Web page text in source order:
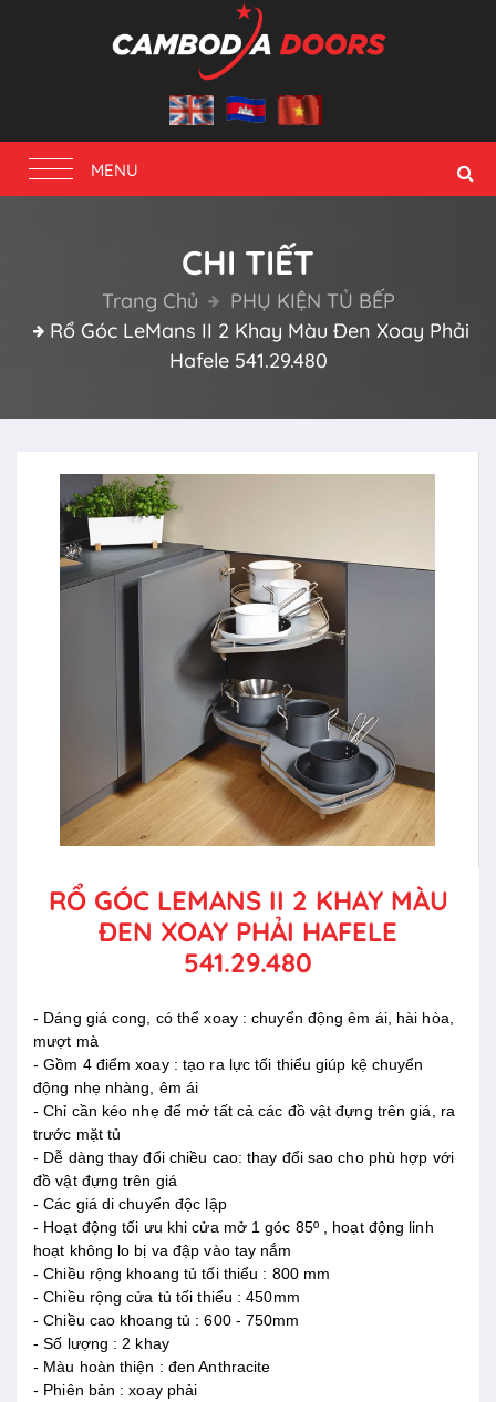
Toggle
navigation
MENU
CHI TIẾT
Trang Chủ
PHỤ KIỆN TỦ BẾP
Rổ Góc LeMans II 2 Khay Màu Đen Xoay Phải
Hafele 541.29.480
RỔ GÓC LEMANS II 2 KHAY MÀU
ĐEN XOAY PHẢI HAFELE
541.29.480
- Dáng giá cong, có thể xoay : chuyển động êm ái, hài hòa,
mượt mà
- Gồm 4 điểm xoay : tạo ra lực tối thiểu giúp kệ chuyển
động nhẹ nhàng, êm ái
- Chỉ cần kéo nhẹ để mở tất cả các đồ vật đựng trên giá, ra
trước mặt tủ
- Dễ dàng thay đổi chiều cao: thay đổi sao cho phù hợp với
đồ vật đựng trên giá
- Các giá di chuyển độc lập
- Hoạt động tối ưu khi cửa mở 1 góc 85º , hoạt động linh
hoạt không lo bị va đập vào tay nắm
- Chiều rộng khoang tủ tối thiểu : 800 mm
- Chiều rộng cửa tủ tối thiểu : 450mm
- Chiều cao khoang tủ : 600 - 750mm
- Số lượng : 2 khay
- Màu hoàn thiện : đen Anthracite
- Phiên bản : xoay phải